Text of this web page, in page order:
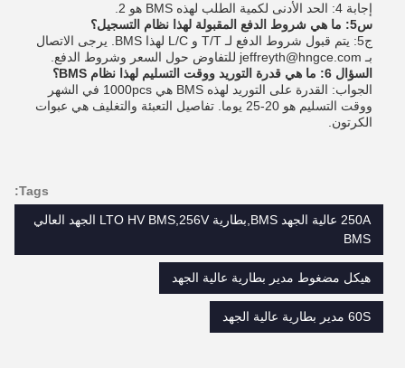
إجابة 4: الحد الأدنى لكمية الطلب لهذه BMS هو 2.
س5: ما هي شروط الدفع المقبولة لهذا نظام التسجيل؟
ج5: يتم قبول شروط الدفع لـ T/T و L/C لهذا BMS. يرجى الاتصال
بـ jeffreyth@hngce.com للتفاوض حول السعر وشروط الدفع.
السؤال 6: ما هي قدرة التوريد ووقت التسليم لهذا نظام BMS؟
الجواب: القدرة على التوريد لهذه BMS هي 1000pcs في الشهر
ووقت التسليم هو 20-25 يوما. تفاصيل التعبئة والتغليف هي عبوات
الكرتون.
Tags:
250A عالية الجهد BMS,بطارية LTO HV BMS,256V الجهد العالي
BMS
هيكل مضغوط مدير بطارية عالية الجهد
60S مدير بطارية عالية الجهد